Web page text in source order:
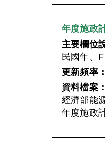
年度施政
主要欄位
民國年、
更新頻率：
資料檔案：
經濟部能
年度施政